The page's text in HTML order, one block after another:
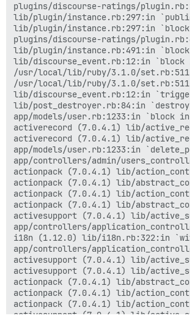
plugins/discourse-ratings/
lib/plugin/instance.rb:297:in
lib/plugin/instance.rb:297:in
plugins/discourse-ratings/
lib/plugin/instance.rb:491:in
lib/discourse_event.rb:12:in
/usr/local/lib/ruby/3.1.0/
/usr/local/lib/ruby/3.1.0/
lib/discourse_event.rb:12:in
lib/post_destroyer.rb:84:in
app/models/user.rb:1233:in `block
activerecord (7.0.4.1) lib/
activerecord (7.0.4.1) lib/
app/models/user.rb:1233:in
app/controllers/admin/
actionpack (7.0.4.1) lib/
actionpack (7.0.4.1) lib/
actionpack (7.0.4.1) lib/
actionpack (7.0.4.1) lib/
activesupport (7.0.4.1) lib/
app/controllers/
i18n (1.12.0) lib/i18n.rb:322:in
app/controllers/
activesupport (7.0.4.1) lib/
activesupport (7.0.4.1) lib/
actionpack (7.0.4.1) lib/
actionpack (7.0.4.1) lib/
actionpack (7.0.4.1) lib/
activesupport (7.0.4.1) lib/